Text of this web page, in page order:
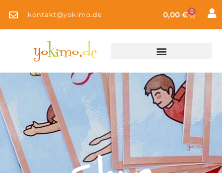
kontakt@yokimo.de 0,00 € 0